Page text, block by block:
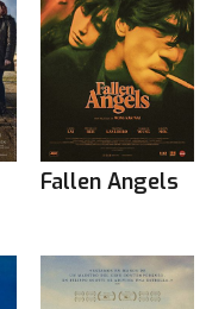
Fallen Angels